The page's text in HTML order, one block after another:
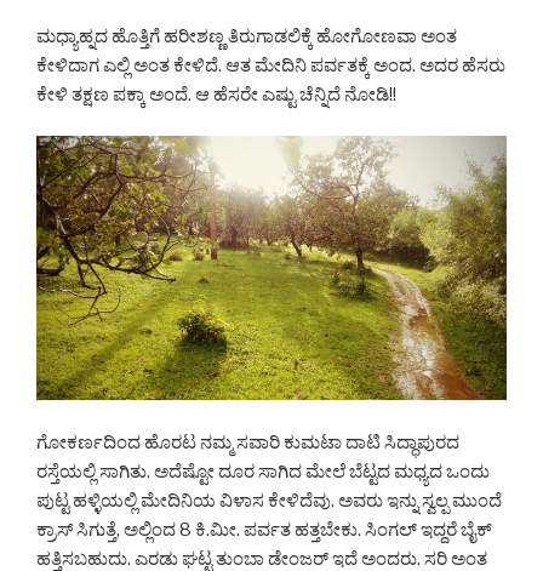
ಮಧ್ಯಾಹ್ನದ ಹೊತ್ತಿಗೆ ಹರೀಶಣ್ಣ ತಿರುಗಾಡಲಿಕ್ಕೆ ಹೋಗೋಣವಾ ಅಂತ
ಕೇಳಿದಾಗ ಎಲ್ಲಿ ಅಂತ ಕೇಳಿದೆ. ಆತ ಮೇದಿನಿ ಪರ್ವತಕ್ಕೆ ಅಂದ. ಅದರ ಹೆಸರು
ಕೇಳಿ ತಕ್ಷಣ ಪಕ್ಕಾ ಅಂದೆ. ಆ ಹೆಸರೇ ಎಷ್ಟು ಚೆನ್ನಿದೆ ನೋಡಿ!!
ಗೋಕರ್ಣದಿಂದ ಹೊರಟ ನಮ್ಮ ಸವಾರಿ ಕುಮಟಾ ದಾಟಿ ಸಿದ್ಧಾಪುರದ
ರಸ್ತೆಯಲ್ಲಿ ಸಾಗಿತು. ಅದೆಷ್ಟೋ ದೂರ ಸಾಗಿದ ಮೇಲೆ ಬೆಟ್ಟದ ಮಧ್ಯದ ಒಂದು
ಪುಟ್ಟ ಹಳ್ಳಿಯಲ್ಲಿ ಮೇದಿನಿಯ ವಿಳಾಸ ಕೇಳಿದೆವು. ಅವರು ಇನ್ನು ಸ್ವಲ್ಪ ಮುಂದೆ
ಕ್ರಾಸ್ ಸಿಗುತ್ತೆ, ಅಲ್ಲಿಂದ 8 ಕಿ.ಮೀ. ಪರ್ವತ ಹತ್ತಬೇಕು. ಸಿಂಗಲ್ ಇದ್ದರೆ ಬೈಕ್
ಹತ್ತಿಸಬಹುದು. ಎರಡು ಘಟ್ಟ ತುಂಬಾ ಡೇಂಜರ್ ಇದೆ ಅಂದರು. ಸರಿ ಅಂತ